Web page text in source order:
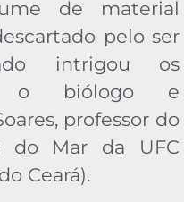
de material
pelo ser
intrigou os
o biólogo e
professor do
do Mar da UFC
Ceará).